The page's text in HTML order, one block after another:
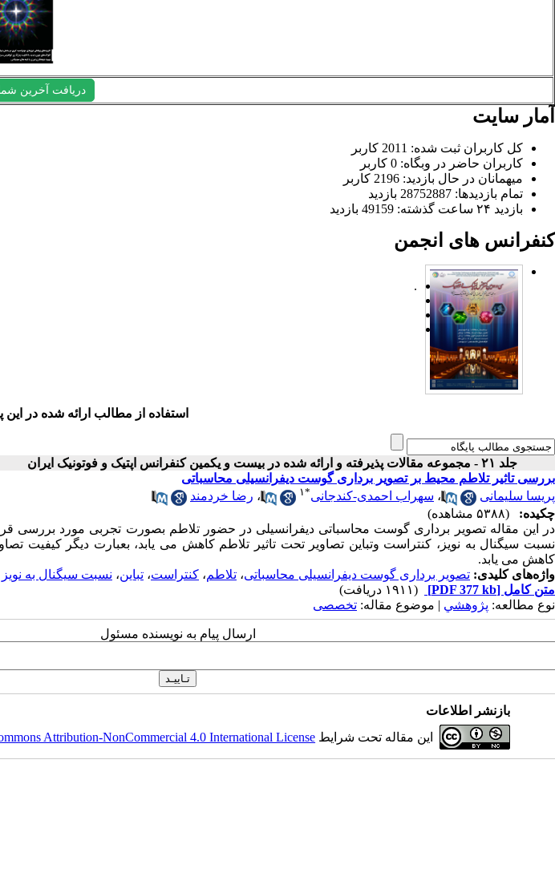
دریافت آخرین
آمار سایت
کل کاربران ثبت شده: 2011 کاربر
کاربران حاضر در وبگاه: 0 کاربر
میهمانان در حال بازدید: 2196 کاربر
تمام بازدید‌ها: 28752887 بازدید
بازدید ۲۴ ساعت گذشته: 49159 بازدید
کنفرانس های انجمن
.
استفاده از مطالب ارائه شده در این
جلد ۲۱ - مجموعه مقالات پذیرفته و ارائه شده در بیست و یکمین کنفرانس اپتیک و فوتونیک ایران
بررسی تاثیر تلاطم محیط بر تصویر برداری گوست دیفرانسیلی محاسباتی
پریسا سلیمانی
، سهراب احمدی-کندجانی*۱ ، رضا خردمند
چکیده:
(۵۳۸۸ مشاهده)
در این مقاله تصویر برداری گوست محاسباتی دیفرانسیلی در حضور تلاطم بصورت تجربی مورد بررسی
نسبت سیگنال به نویز، کنتراست وتباین تصاویر تحت تاثیر تلاطم کاهش می یابد، بعبارت دیگر کیفیت
کاهش می یابد.
واژه‌های کلیدی: تصویر برداری گوست دیفرانسیلی محاسباتی، تلاطم، کنتراست، تباین، نسبت سیگنال به نویز
متن کامل [PDF 377 kb]
(۱۹۱۱ دریافت)
نوع مطالعه: پژوهشي | موضوع مقاله: تخصصی
ارسال پیام به نویسنده مسئول
بازنشر اطلاعات
این مقاله تحت شرایط Attribution-NonCommercial 4.0 International License